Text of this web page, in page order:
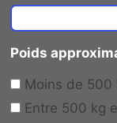
Poids
Moins de 500
Entre 500 kg